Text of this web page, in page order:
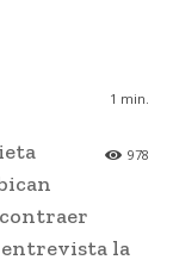
1 min.
978
la